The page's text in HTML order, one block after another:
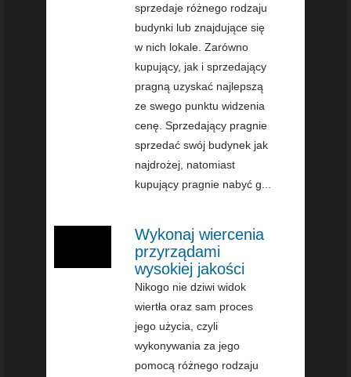
sprzedaje różnego rodzaju
budynki lub znajdujące się
w nich lokale. Zarówno
kupujący, jak i sprzedający
pragną uzyskać najlepszą
ze swego punktu widzenia
cenę. Sprzedający pragnie
sprzedać swój budynek jak
najdrożej, natomiast
kupujący pragnie nabyć g...
Wykonaj wiercenia
przyrządami
wysokiej jakości
Nikogo nie dziwi widok
wiertła oraz sam proces
jego użycia, czyli
wykonywania za jego
pomocą różnego rodzaju